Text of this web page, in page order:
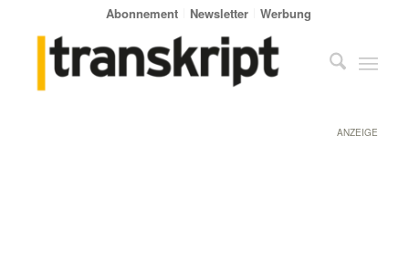
Abonnement Newsletter Werbung
ANZEIGE